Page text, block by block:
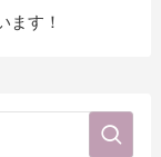
ます！